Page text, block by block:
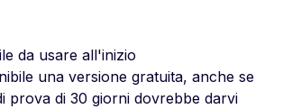
da usare all'inizio
una versione gratuita, anche se
prova di 30 giorni dovrebbe darvi